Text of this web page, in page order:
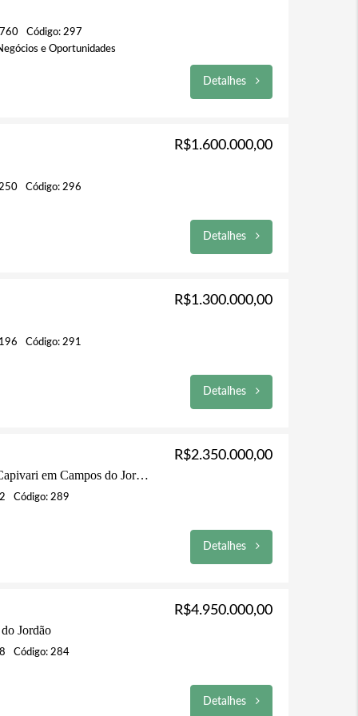
760
Código: 297
e Oportunidades
Detalhes
Código: 296
R$1.600.000,00
Detalhes
Código: 291
R$1.300.000,00
Detalhes
Casa à Venda no Alto do Capivari em Campos do Jordão
Código: 289
R$2.350.000,00
Detalhes
Jordão
Código: 284
R$4.950.000,00
Detalhes